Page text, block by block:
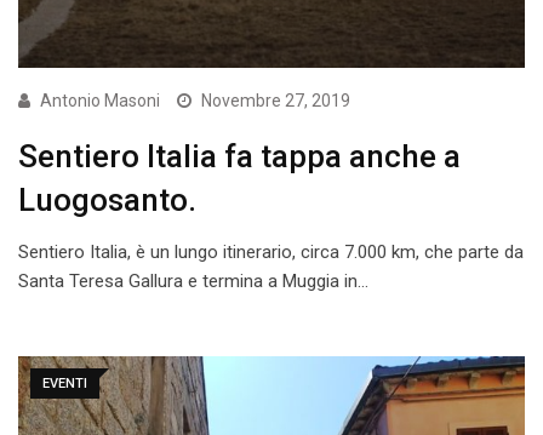
Antonio Masoni Novembre 27, 2019
Sentiero Italia fa tappa anche a
Luogosanto.
Sentiero Italia, è un lungo itinerario, circa 7.000 km, che parte da
Santa Teresa Gallura e termina a Muggia in…
EVENTI